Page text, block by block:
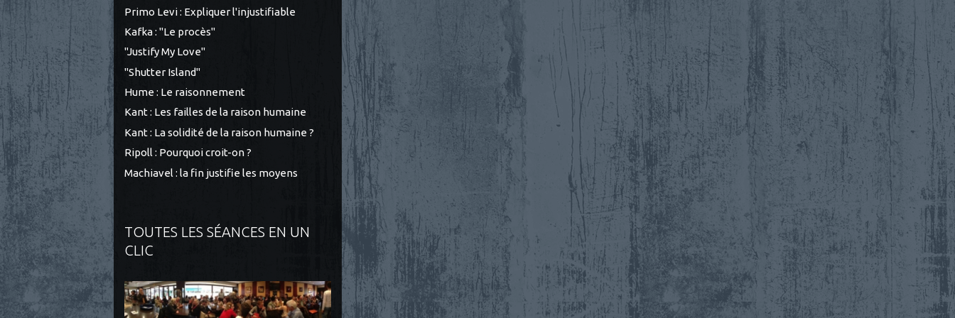
Primo Levi : Expliquer l'injustifiable
Kafka : "Le procès"
"Justify My Love"
"Shutter Island"
Hume : Le raisonnement
Kant : Les failles de la raison humaine
Kant : La solidité de la raison humaine ?
Ripoll : Pourquoi croit-on ?
Machiavel : la fin justifie les moyens
TOUTES LES SÉANCES EN UN
CLIC